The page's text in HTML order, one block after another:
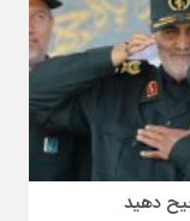
دهید